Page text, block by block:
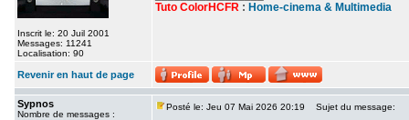
Inscrit le: 20 Juil 2001
Messages: 11241
Localisation: 90
Tuto ColorHCFR : Home-cinema & Multimedia
Revenir en haut de page
Sypnos
Nombre de messages :
Posté le: Jeu 07 Mai 2026 20:19 Sujet du message: